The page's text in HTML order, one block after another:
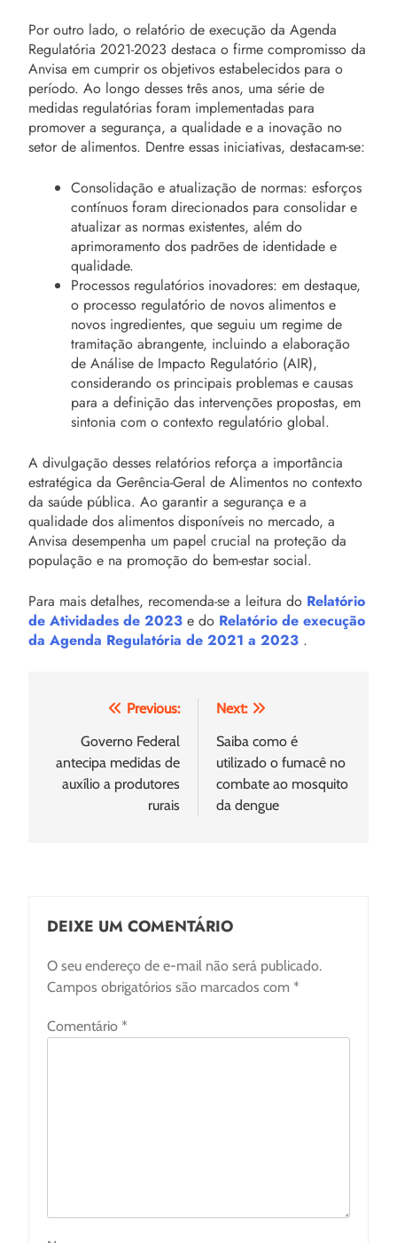
Por outro lado, o relatório de execução da Agenda
Regulatória 2021-2023 destaca o firme compromisso da
Anvisa em cumprir os objetivos estabelecidos para o
período. Ao longo desses três anos, uma série de
medidas regulatórias foram implementadas para
promover a segurança, a qualidade e a inovação no
setor de alimentos. Dentre essas iniciativas, destacam-se:
Consolidação e atualização de normas: esforços
contínuos foram direcionados para consolidar e
atualizar as normas existentes, além do
aprimoramento dos padrões de identidade e
qualidade.
Processos regulatórios inovadores: em destaque,
o processo regulatório de novos alimentos e
novos ingredientes, que seguiu um regime de
tramitação abrangente, incluindo a elaboração
de Análise de Impacto Regulatório (AIR),
considerando os principais problemas e causas
para a definição das intervenções propostas, em
sintonia com o contexto regulatório global.
A divulgação desses relatórios reforça a importância
estratégica da Gerência-Geral de Alimentos no contexto
da saúde pública. Ao garantir a segurança e a
qualidade dos alimentos disponíveis no mercado, a
Anvisa desempenha um papel crucial na proteção da
população e na promoção do bem-estar social.
Para mais detalhes, recomenda-se a leitura do Relatório
de Atividades de 2023 e do Relatório de execução
da Agenda Regulatória de 2021 a 2023 .
Navegação
Post
Previous:
Governo Federal
antecipa medidas de
auxílio a produtores
rurais
Next:
Saiba como é
utilizado o fumacê no
combate ao mosquito
da dengue
DEIXE UM COMENTÁRIO
O seu endereço de e-mail não será publicado.
Campos obrigatórios são marcados com *
Comentário *